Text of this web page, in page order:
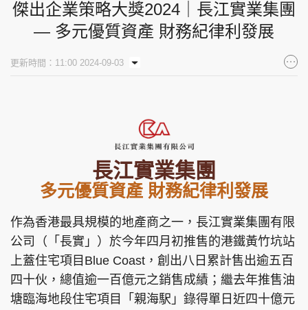
傑出企業策略大獎2024｜長江實業集團
— 多元優質資產 財務紀律利發展
更新時間：11:00 2024-09-03
長江實業集團
多元優質資產 財務紀律利發展
作為香港最具規模的地產商之一，長江實業集團有限
公司（「長實」）於今年四月初推售的港鐵黃竹坑站
上蓋住宅項目Blue Coast，創出八日累計售出逾五百
四十伙，總值逾一百億元之銷售成績；繼去年推售油
塘臨海地段住宅項目「親海駅」錄得單日近四十億元